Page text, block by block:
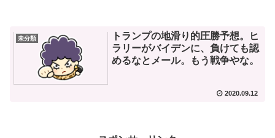
未分類
トランプの地滑り的圧勝予想。ヒ
ラリーがバイデンに、負けても認
めるなとメール。もう戦争やな。
2020.09.12